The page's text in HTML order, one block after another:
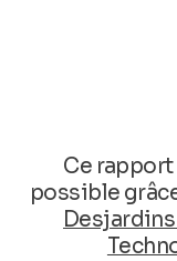
Ce rapport
possible